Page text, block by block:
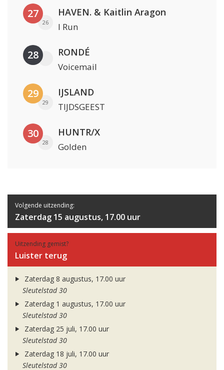
27
26
HAVEN. & Kaitlin Aragon
I Run
28 RONDÉ
Voicemail
29
29
IJSLAND
TIJDSGEEST
30
28
HUNTR/X
Golden
Volgende uitzending:
Zaterdag 15 augustus, 17.00 uur
Uitzending gemist?
Luister terug
Zaterdag 8 augustus, 17.00 uur
Sleutelstad 30
Zaterdag 1 augustus, 17.00 uur
Sleutelstad 30
Zaterdag 25 juli, 17.00 uur
Sleutelstad 30
Zaterdag 18 juli, 17.00 uur
Sleutelstad 30